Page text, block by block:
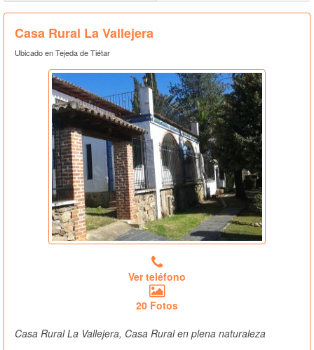
Casa Rural La Vallejera
Ubicado en Tejeda de Tiétar
Ver teléfono
20 Fotos
Casa Rural La Vallejera, Casa Rural en plena naturaleza